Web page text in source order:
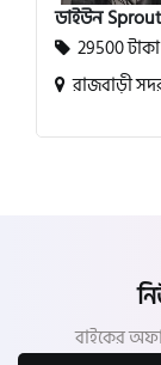
ডাইউন
29500 টাকা
রাজবাড়ী
বাইকের